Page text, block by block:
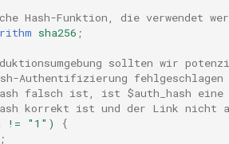
Hash-Funktion, die verwendet
sha256 ;
sollten wir
Authentifizierung
falsch ist, ist $auth_hash eine
korrekt ist und der Link
!= "1")
{
;